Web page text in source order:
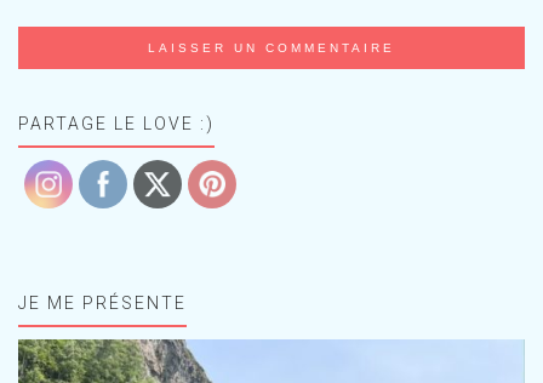
PARTAGE LE LOVE :)
JE ME PRÉSENTE